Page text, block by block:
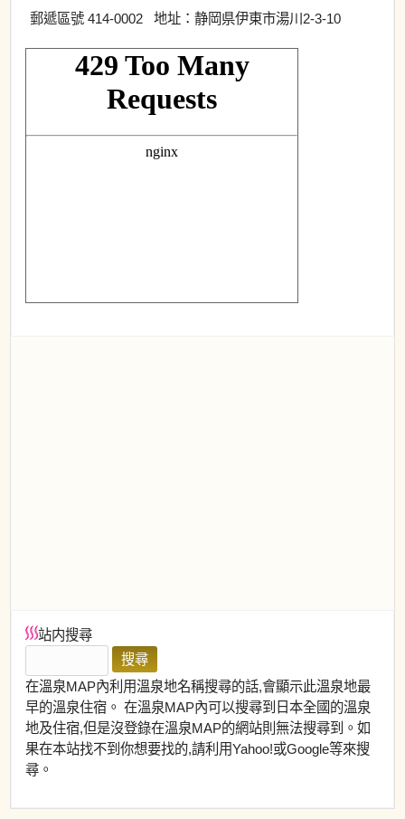
郵遞區號 414-0002 地址：静岡県伊東市湯川2-3-10
站内搜尋
在溫泉MAP內利用溫泉地名稱搜尋的話,會顯示此溫泉地最
早的溫泉住宿。 在溫泉MAP內可以搜尋到日本全國的溫泉
地及住宿,但是沒登錄在溫泉MAP的網站則無法搜尋到。如
果在本站找不到你想要找的,請利用Yahoo!或Google等來搜
尋。